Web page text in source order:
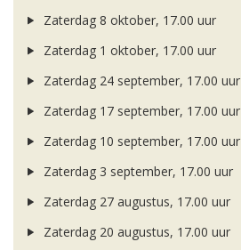
Zaterdag 8 oktober, 17.00 uur
Zaterdag 1 oktober, 17.00 uur
Zaterdag 24 september, 17.00 uur
Zaterdag 17 september, 17.00 uur
Zaterdag 10 september, 17.00 uur
Zaterdag 3 september, 17.00 uur
Zaterdag 27 augustus, 17.00 uur
Zaterdag 20 augustus, 17.00 uur